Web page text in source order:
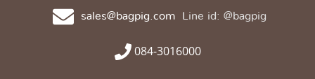
sales@bagpig.com Line id: @bagpig
084-3016000